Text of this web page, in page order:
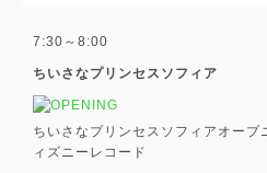
7:30～8:00
ちいさなプリンセスソフィア
ちいさなプリンセスソフィアオー
ィズニーレコード